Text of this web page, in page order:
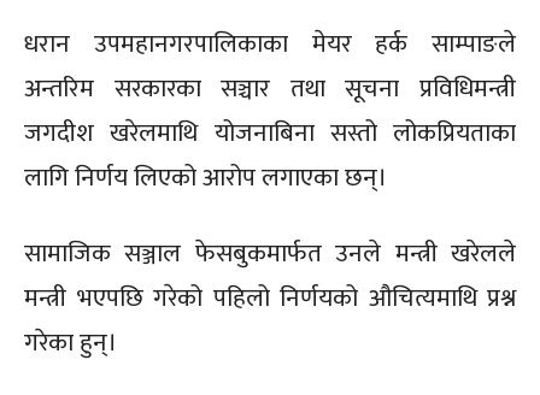
धरान उपमहानगरपालिकाका मेयर हर्क साम्पाङले
अन्तरिम सरकारका सञ्चार तथा सूचना प्रविधिमन्त्री
जगदीश खरेलमाथि योजनाबिना सस्तो लोकप्रियताका
लागि निर्णय लिएको आरोप लगाएका छन्।
सामाजिक सञ्जाल फेसबुकमार्फत उनले मन्त्री खरेलले
मन्त्री भएपछि गरेको पहिलो निर्णयको औचित्यमाथि प्रश्न
गरेका हुन्।